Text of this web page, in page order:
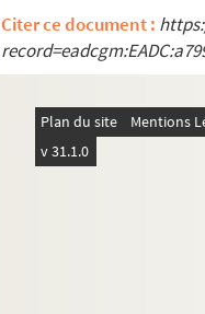
Citer ce document :
Plan du site Mentions
v 31.1.0